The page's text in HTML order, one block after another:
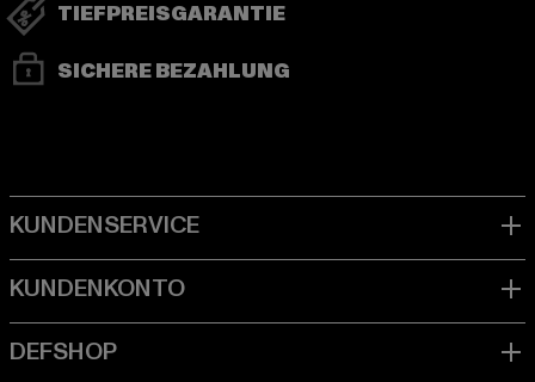
TIEFPREISGARANTIE
SICHERE BEZAHLUNG